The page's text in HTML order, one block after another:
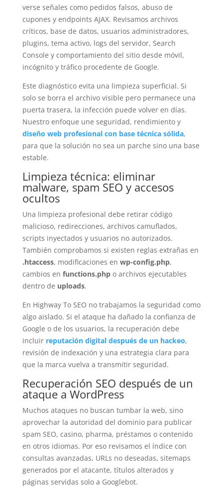
verse señales como pedidos falsos, abuso de
cupones y endpoints AJAX. Revisamos archivos
críticos, base de datos, usuarios administradores,
plugins, tema activo, logs del servidor, Search
Console y comportamiento del sitio desde móvil,
incógnito y tráfico procedente de Google.
Este diagnóstico evita una limpieza superficial. Si
solo se borra el archivo visible pero permanece una
puerta trasera, la infección puede volver en días.
Nuestro enfoque une seguridad, rendimiento y
diseño web profesional con base técnica sólida,
para que la solución no sea un parche sino una base
estable.
Limpieza técnica: eliminar
malware, spam SEO y accesos
ocultos
Una limpieza profesional debe retirar código
malicioso, redirecciones, archivos camuflados,
scripts inyectados y usuarios no autorizados.
También comprobamos si existen reglas extrañas en
.htaccess, modificaciones en wp-config.php,
cambios en functions.phpo archivos ejecutables
dentro de uploads.
En Highway To SEO no trabajamos la seguridad como
algo aislado. Si el ataque ha dañado la confianza de
Google o de los usuarios, la recuperación debe
incluir reputación digital después de un hackeo,
revisión de indexación y una estrategia clara para
que la marca vuelva a transmitir seguridad.
Recuperación SEO después de un
ataque a WordPress
Muchos ataques no buscan tumbar la web, sino
aprovechar la autoridad del dominio para publicar
spam SEO, casino, pharma, préstamos o contenido
en otros idiomas. Por eso revisamos el índice con
consultas avanzadas, URLs no deseadas, sitemaps
generados por el atacante, títulos alterados y
páginas servidas solo a Googlebot.